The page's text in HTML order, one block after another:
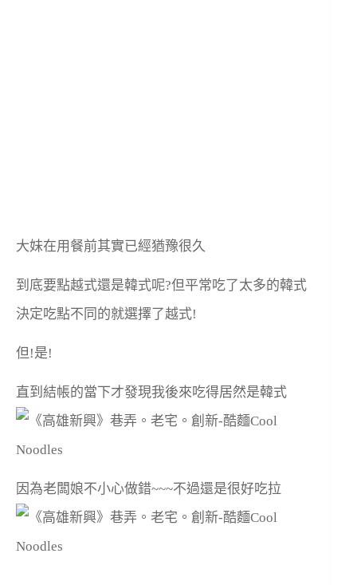
大妹在用餐前其實已經猶豫很久
到底要點越式還是韓式呢?但平常吃了太多的韓式
決定吃點不同的就選擇了越式!
但!是!
直到結帳的當下才發現我後來吃得居然是韓式
因為老闆娘不小心做錯~~~不過還是很好吃拉